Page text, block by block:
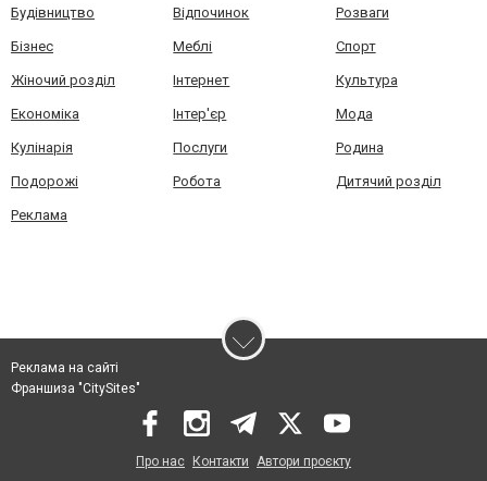
Будівництво Відпочинок Розваги
Бізнес Меблі Спорт
Жіночий розділ Інтернет Культура
Економіка Інтер'єр Мода
Кулінарія Послуги Родина
Подорожі Робота Дитячий розділ
Реклама
Реклама на сайті
Франшиза "CitySites"
Про нас Контакти Автори проєкту